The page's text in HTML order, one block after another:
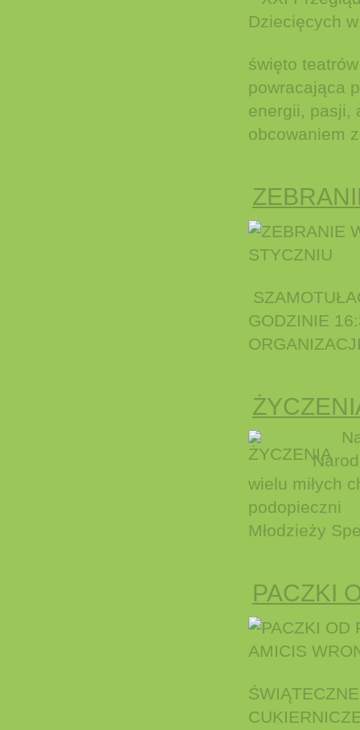
święto
powracająca
energii, pasji,
obcowaniem
GODZINIE
wielu miłych
podopieczni
Młodzieży
PACZKI